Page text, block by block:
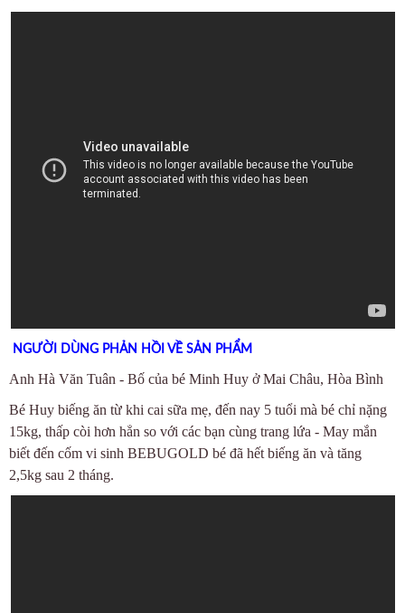
NGƯỜI DÙNG PHẢN HỒI VỀ SẢN PHẨM
Anh Hà Văn Tuân - Bố của bé Minh Huy ở Mai Châu, Hòa Bình
Bé Huy biếng ăn từ khi cai sữa mẹ, đến nay 5 tuổi mà bé chỉ nặng
15kg, thấp còi hơn hẳn so với các bạn cùng trang lứa - May mắn
biết đến cốm vi sinh BEBUGOLD bé đã hết biếng ăn và tăng
2,5kg sau 2 tháng.